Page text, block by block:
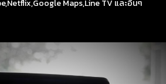
Maps,Line TV และอื่นๆ